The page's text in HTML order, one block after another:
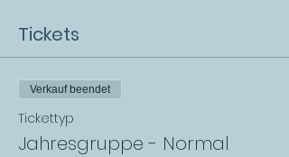
Fähigkeiten wie Koordination,
Pulsgefühl, Musikalität,
Spontaneität und das innere und
äußere Hören. Wir erweitern
unser Repertoire an
Bewegungen und Bodysounds
und erarbeiten mehrstimmige
Choreographien.
Tickets
Verkauf beendet
Tickettyp
Jahresgruppe - Normal